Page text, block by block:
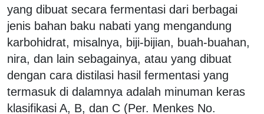
yang dibuat secara fermentasi dari berbagai
jenis bahan baku nabati yang mengandung
karbohidrat, misalnya, biji-bijian, buah-buahan,
nira, dan lain sebagainya, atau yang dibuat
dengan cara distilasi hasil fermentasi yang
termasuk di dalamnya adalah minuman keras
klasifikasi A, B, dan C (Per. Menkes No.